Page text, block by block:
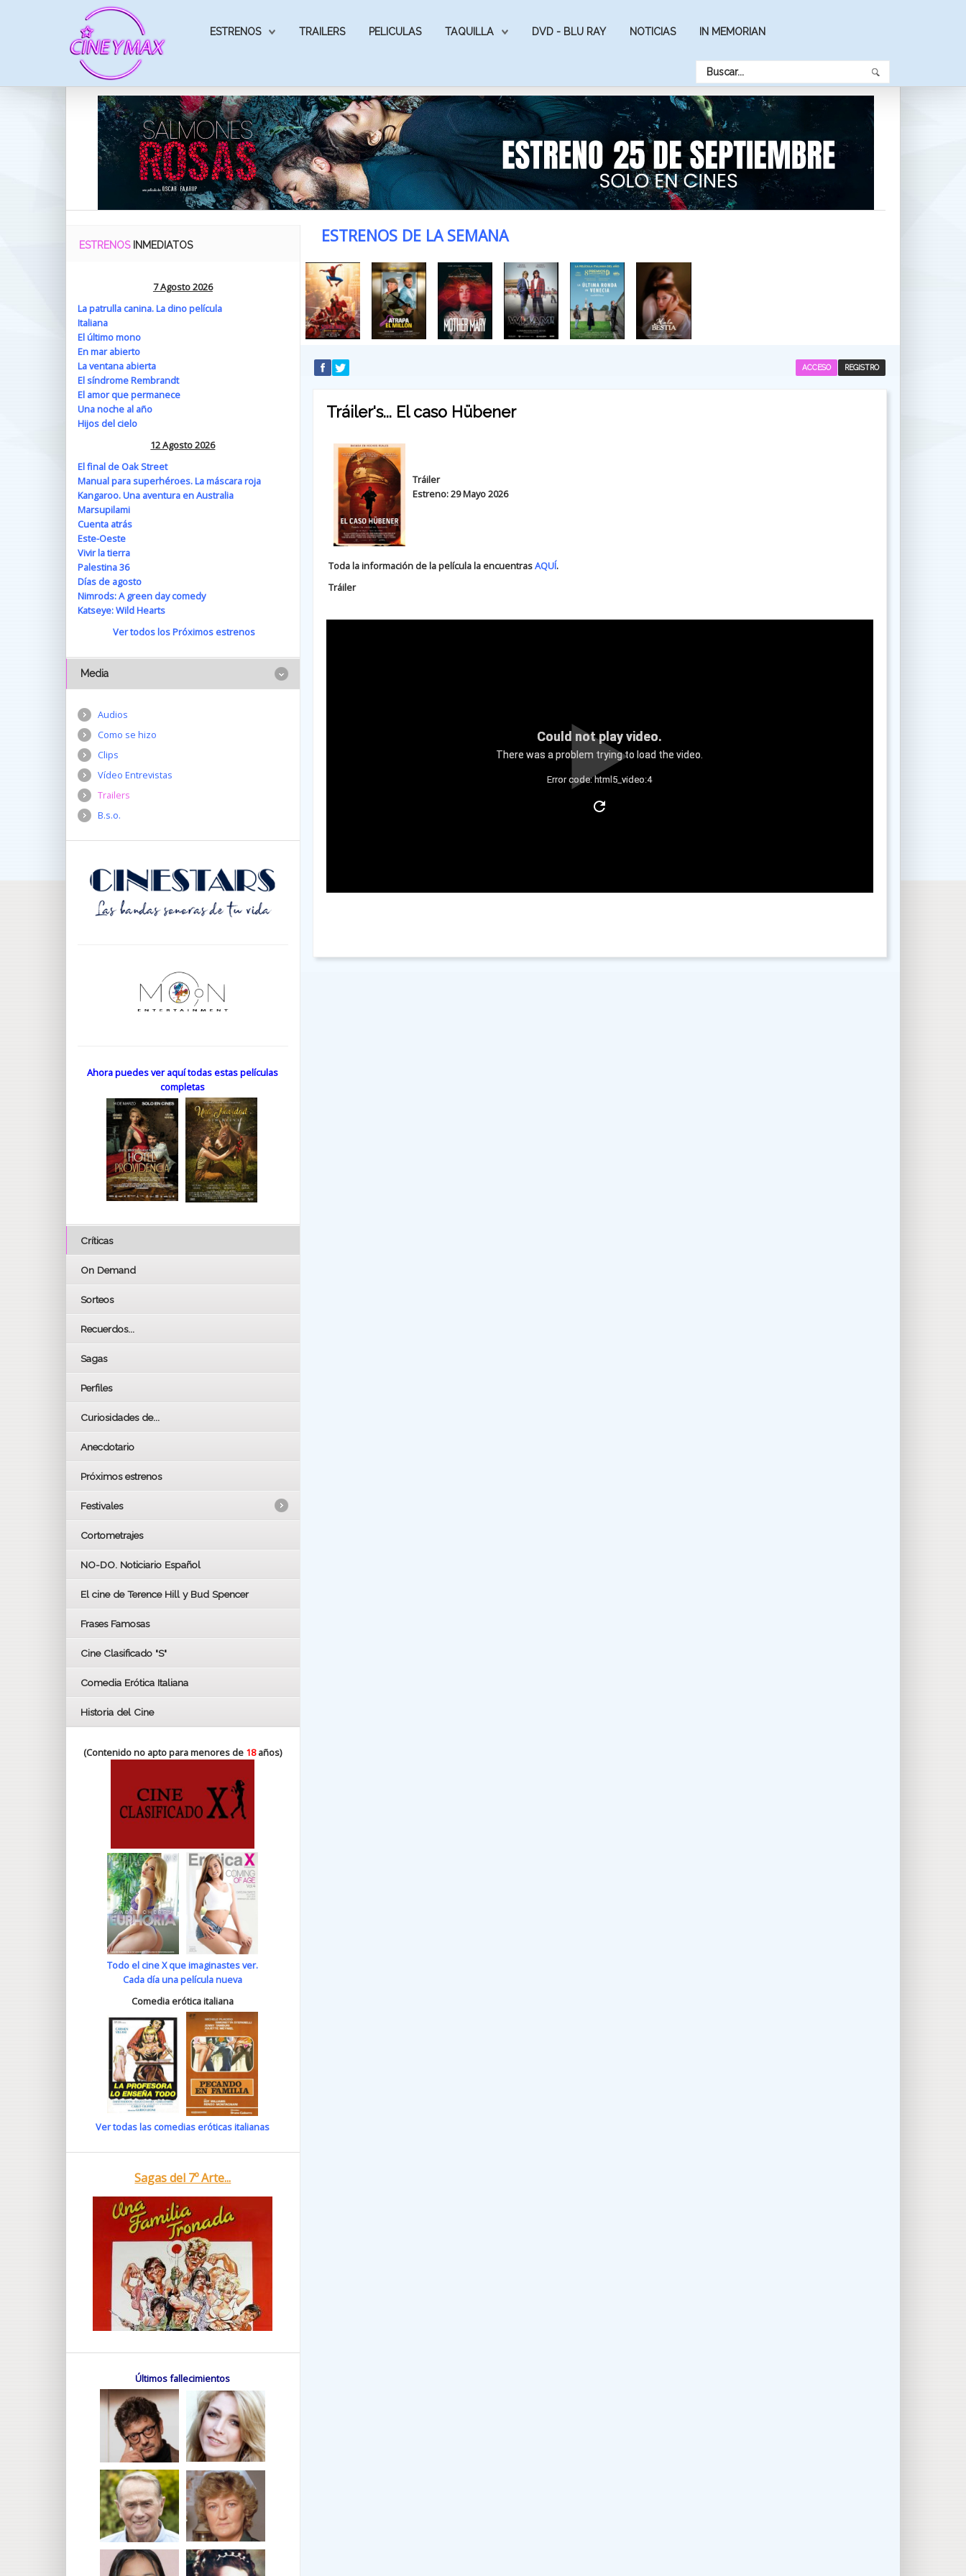
ESTRENOS TRAILERS PELICULAS TAQUILLA DVD - BLU RAY NOTICIAS IN MEMORIAN
ESTRENOS DE LA SEMANA
REGISTRO
ACCESO
Tráiler's... El caso Hübener
Tráiler
Estreno: 29 Mayo 2026
Toda la información de la película la encuentrasAQUÍ.
Tráiler
Could not play video.
There was a problem trying to load the video.
Error code: html5_video:4
ESTRENOS INMEDIATOS
7 Agosto 2026
La patrulla canina. La dino película
Italiana
El último mono
En mar abierto
La ventana abierta
El síndrome Rembrandt
El amor que permanece
Una noche al año
Hijos del cielo
12 Agosto 2026
El final de Oak Street
Manual para superhéroes. La máscara roja
Kangaroo. Una aventura en Australia
Marsupilami
Cuenta atrás
Este-Oeste
Vivir la tierra
Palestina 36
Días de agosto
Nimrods: A green day comedy
Katseye: Wild Hearts
Ver todos los Próximos estrenos
Media
Audios
Como se hizo
Clips
Vídeo Entrevistas
Trailers
B.s.o.
Ahora puedes ver aquí todas estas películas
completas
Críticas
On Demand
Sorteos
Recuerdos...
Sagas
Perfiles
Curiosidades de...
Anecdotario
Próximos estrenos
Festivales
LOS OSCARS
BAFTA
Cortometrajes
NO-DO. Noticiario Español
El cine de Terence Hill y Bud Spencer
Frases Famosas
Cine Clasificado "S"
Comedia Erótica Italiana
Historia del Cine
(Contenido no apto para menores de 18años)
Todo el cine X que imaginastes ver.
Cada día una película nueva
Comedia erótica italiana
Ver todas las comedias eróticas italianas
Sagas del 7º Arte...
Últimos fallecimientos